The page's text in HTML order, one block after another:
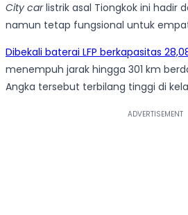
City carlistrik asal Tiongkok ini hadir
namun tetap fungsional untuk
Dibekali baterai LFP berkapasitas
menempuh jarak hingga 301 km
Angka tersebut terbilang tinggi di